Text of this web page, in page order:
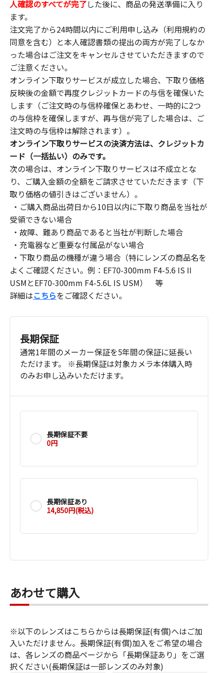
人確認のすべてが完了した後に、商品の発送準備に入り
ます。
注文完了から24時間以内にご利用申し込み（利用規約の
同意を含む）と本人確認書類の提出の両方が完了しなか
った場合はご注文をキャンセルさせていただきますので
ご注意ください。
オンライン下取りサービスが成立した場合、下取り価格
反映後の金額で再度クレジットカードの与信を確保いた
します（ご注文時の与信枠確保とあわせ、一時的に2つ
の与信枠を確保しますが、再与信が完了した場合は、ご
注文時の与信枠は解除されます）。
オンライン下取りサービスの決済方法は、クレジットカ
ード（一括払い）のみです。
次の場合は、オンライン下取りサービスは不成立とな
り、ご購入金額の全額をご請求させていただきます（下
取り価格の値引きはございません）。
・ご購入商品出荷日から10日以内に下取り商品を当社が
受領できない場合
・故障、難あり商品であると当社が判断した場合
・充電器など重要な付属品がない場合
・下取り商品の機種が違う場合（特にレンズの商品名を
よくご確認ください。例：EF70-300mm F4-5.6 IS II
USMとEF70-300mm F4-5.6L IS USM） 等
詳細はこちらをご確認ください。
長期保証
通常1年間のメーカー保証を5年間の保証に延長い
ただけます。 ※長期保証は対象カメラ本体購入時
のみお申し込みいただけます。
長期保証不要
0円
長期保証あり
14,850円(税込)
あわせて購入
※以下のレンズはこちらからは長期保証(有償)へはご加
入いただけません。長期保証(有償)加入をご希望の場合
は、各レンズの商品ページから「長期保証あり」をご選
択ください(長期保証は一部レンズのみ対象)